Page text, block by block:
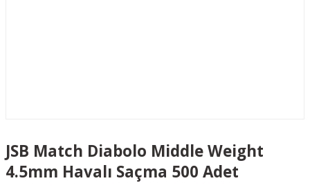
JSB Match Diabolo Middle Weight
4.5mm Havalı Saçma 500 Adet